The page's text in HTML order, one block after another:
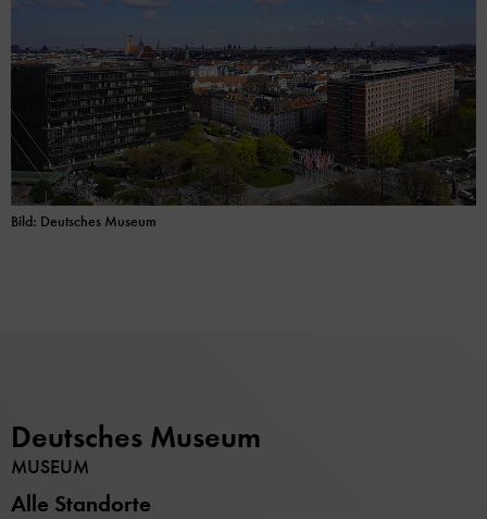
Bild: Deutsches Museum
Deutsches Museum
MUSEUM
Alle Standorte